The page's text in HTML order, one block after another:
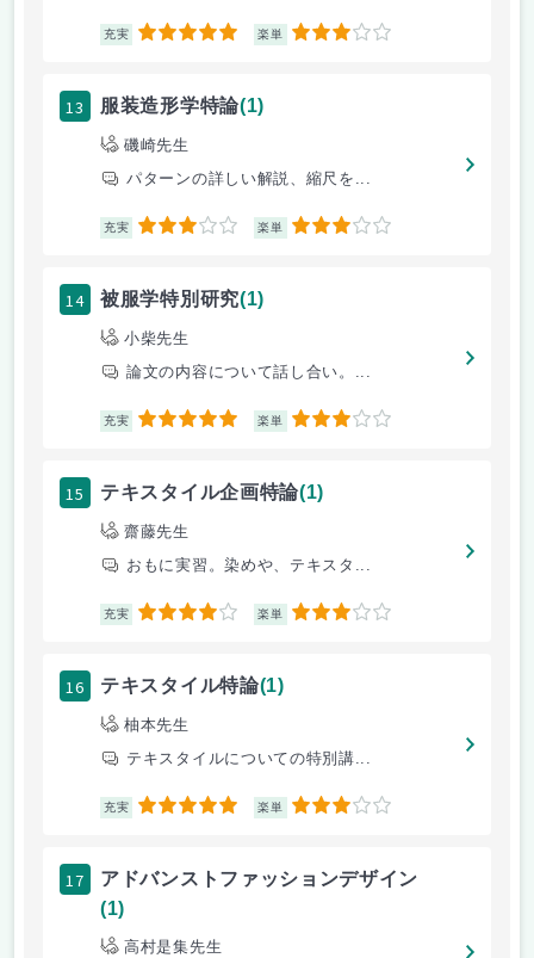
充実 5 楽単 3
13 服装造形学特論(1)
磯崎先生
パターンの詳しい解説、縮尺を...
充実 3 楽単 3
14 被服学特別研究(1)
小柴先生
論文の内容について話し合い。...
充実 5 楽単 3
15 テキスタイル企画特論(1)
齋藤先生
おもに実習。染めや、テキスタ...
充実 4 楽単 3
16 テキスタイル特論(1)
柚本先生
テキスタイルについての特別講...
充実 5 楽単 3
17
アドバンストファッションデザイン
(1)
高村是集先生